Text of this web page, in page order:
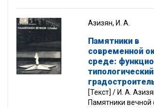
Азизян, И. А.
Памятники в
современной
среде:
[Текст] / И. А.
Памятники вечной